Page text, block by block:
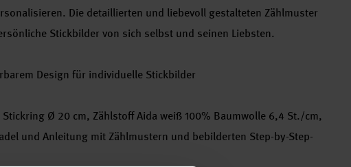
Die detaillierten und liebevoll gestalteten Zählmuster
Stickbilder von sich selbst und seinen Liebsten.
Design für individuelle Stickbilder
Ø 20 cm, Zählstoff Aida weiß 100% Baumwolle 6,4 St./cm,
und Anleitung mit Zählmustern und bebilderten Step-by-Step-